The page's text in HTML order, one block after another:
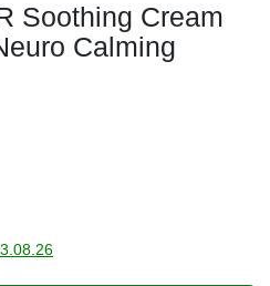
Soothing Cream
Calming